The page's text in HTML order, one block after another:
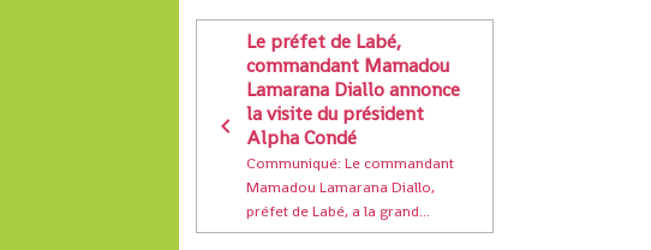
Le préfet de Labé,
commandant Mamadou
Lamarana Diallo annonce
la visite du président
Alpha Condé
Communiqué: Le commandant
Mamadou Lamarana Diallo,
préfet de Labé, a la grand...